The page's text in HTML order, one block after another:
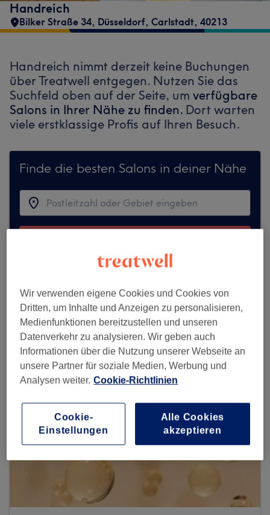
Handreich
Bilker Straße 34, Düsseldorf, Carlstadt, 40213
Handreich nimmt derzeit keine Buchungen
über Treatwell entgegen. Nutzen Sie das
Suchfeld oben auf der Seite, um verfügbare
Salons in Ihrer Nähe zu finden. Dort warten
viele erstklassige Profis auf Ihren Besuch.
Finde die besten Salons in deiner Nähe
Mehr Salons anzeigen
Wir verwenden eigene Cookies und Cookies von
Dritten, um Inhalte und Anzeigen zu personalisieren,
Medienfunktionen bereitzustellen und unseren
Datenverkehr zu analysieren. Wir geben auch
Informationen über die Nutzung unserer Webseite an
unsere Partner für soziale Medien, Werbung und
Analysen weiter. Cookie-Richtlinien
Cookie-
Einstellungen
Alle Cookies
akzeptieren